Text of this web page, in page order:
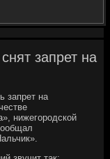
запрет на
запрет на
нижегородской